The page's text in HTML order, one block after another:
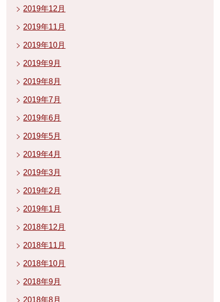
2019年12月
2019年11月
2019年10月
2019年9月
2019年8月
2019年7月
2019年6月
2019年5月
2019年4月
2019年3月
2019年2月
2019年1月
2018年12月
2018年11月
2018年10月
2018年9月
2018年8月